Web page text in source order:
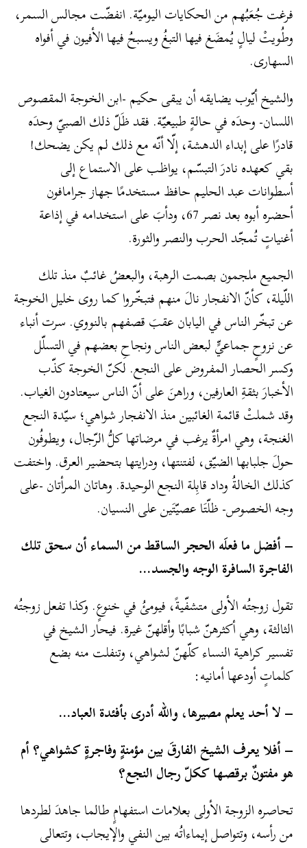
فرغت جُعَبُهم من الحكايات اليوميّة. انفضّت مجالس السمر،
وطُويتْ ليالٍ يُمضَغ فيها التبغُ ويسبحُ فيها الأفيون في أفواه
السهارى.
والشيخ أيّوب يضايقه أن يبقى حكيم -ابن الخوجة المقصوص
اللسان- وحدَه في حالةٍ طبيعيّة. فقد ظَلّ ذلك الصبيّ وحدَه
قادرًا على إبداء الدهشة، إلّا أنّه مع ذلك لم يكن يضحك!
بقي كعهده نادرَ التبسّم، يواظب على الاستماع إلى
أسطوانات عبد الحليم حافظ مستخدمًا جهاز جرامافون
أحضره أبوه بعد نصر 67، ودأبَ على استخدامه في إذاعة
أغنياتٍ تُمجّد الحرب والنصر والثورة.
الجميع ملجمون بصمت الرهبة، والبعضُ غائبٌ منذ تلك
اللّيلة، كأنّ الانفجار نالَ منهم فتبخّروا كما روى خليل الخوجة
عن تبخّر الناس في اليابان عقبَ قصفهم بالنووي. سرت أنباء
عن نزوحٍ جماعيٍّ لبعض الناس ونجاحِ بعضهم في التسلّل
وكسر الحصار المفروض على النجع. لكنّ الخوجة كذّب
الأخبارَ بثقةِ العارفين، وراهنَ على أنّ الناس سيعتادون الغياب.
وقد شملتْ قائمة الغائبين منذ الانفجار شواهي؛ سيّدة النجع
الغنجة، وهي امرأةٌ يرغب في مرضاتها كلُّ الرّجال، ويطوفُون
حولَ جلبابها الضيّق، لفتنتها، ودرايتها بتحضير العرق. واختفت
كذلك الخالةُ وداد قابِلة النجع الوحيدة. وهاتان المرأتان -على
وجه الخصوص- ظلّتَا عصيّتَين على النسيان.
– أفضل ما فعلَه الحجر الساقط من السماء أن سحق تلك
الفاجرة السافرة الوجه والجسد…
تقول زوجتُه الأولى متشفّيةً، فيومئُ في خنوعٍ. وكذا تفعل زوجتُه
الثالثة، وهي أكثرهنّ شبابًا وأقلهنّ غيرة. فيحار الشيخ في
تفسير كراهية النساء كلّهنّ لشواهي، وتنفلت منه بضع
كلماتٍ أودعها أمانيه:
– لا أحد يعلم مصيرها، والله أدرى بأفئدة العباد…
– أفلا يعرف الشيخ الفارقَ بين مؤمنةٍ وفاجرةٍ كشواهي؟ أم
هو مفتونٌ برقصها ككلّ رجال النجع؟
تحاصره الزوجة الأولى بعلامات استفهامٍ طالما جاهدَ لطردها
من رأسه، وتتواصل إيماءاتُه بين النفي والإيجاب، وتتعالى